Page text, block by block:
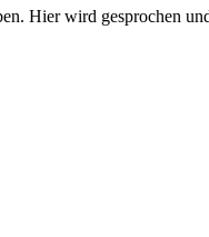
Hier wird gesprochen